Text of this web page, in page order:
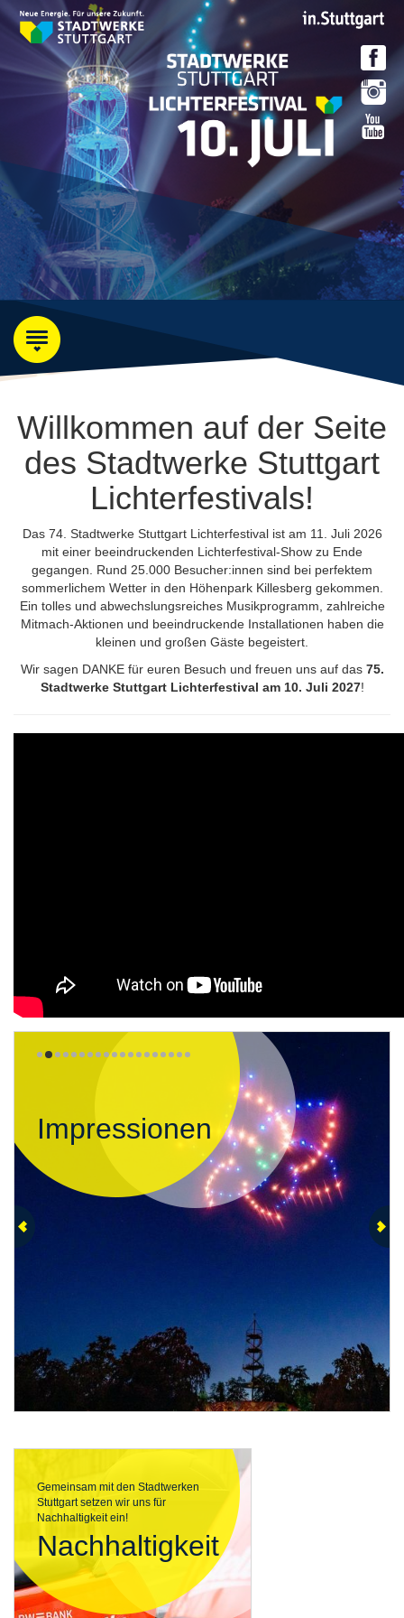
Willkommen auf der Seite
des Stadtwerke Stuttgart
Lichterfestivals!
Das 74. Stadtwerke Stuttgart Lichterfestival ist am 11. Juli 2026
mit einer beeindruckenden Lichterfestival-Show zu Ende
gegangen. Rund 25.000 Besucher:innen sind bei perfektem
sommerlichem Wetter in den Höhenpark Killesberg gekommen.
Ein tolles und abwechslungsreiches Musikprogramm, zahlreiche
Mitmach-Aktionen und beeindruckende Installationen haben die
kleinen und großen Gäste begeistert.
Wir sagen DANKE für euren Besuch und freuen uns auf das 75.
Stadtwerke Stuttgart Lichterfestival am 10. Juli 2027!
Impressionen
Nachhaltigkeit
Gemeinsam mit den Stadtwerken
Stuttgart setzen wir uns für
Nachhaltigkeit ein!